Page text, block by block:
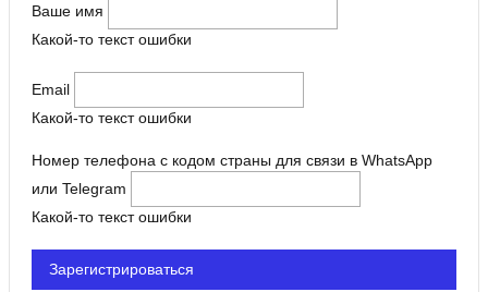
Ваше имя
Какой-то текст ошибки
Email
Какой-то текст ошибки
Номер телефона с кодом страны для связи в WhatsApp
или Telegram
Какой-то текст ошибки
Зарегистрироваться